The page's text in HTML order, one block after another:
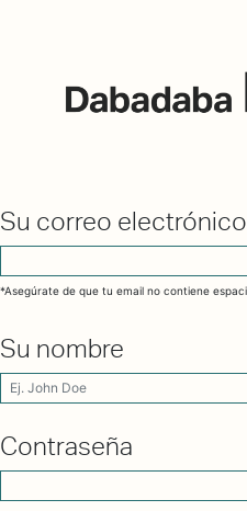
Su correo electrónico
*Asegúrate de que tu email no contiene
Su nombre
Contraseña